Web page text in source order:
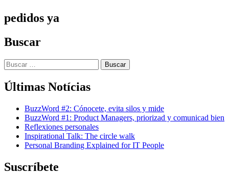
pedidos ya
Buscar
Buscar:
Últimas Notícias
BuzzWord #2: Cónocete, evita silos y mide
BuzzWord #1: Product Managers, priorizad y comunicad bien
Reflexiones personales
Inspirational Talk: The circle walk
Personal Branding Explained for IT People
Suscríbete